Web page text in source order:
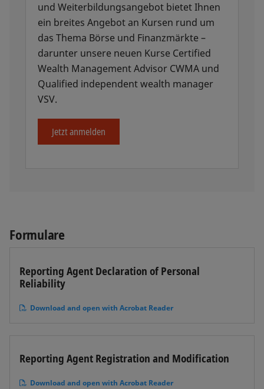
und Weiterbildungsangebot bietet Ihnen
ein breites Angebot an Kursen rund um
das Thema Börse und Finanzmärkte –
darunter unsere neuen Kurse Certified
Wealth Management Advisor CWMA und
Qualified independent wealth manager
VSV.
Jetzt anmelden
Formulare
Reporting Agent Declaration of Personal
Reliability
Download and open with Acrobat Reader
Reporting Agent Registration and Modification
Download and open with Acrobat Reader